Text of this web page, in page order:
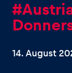
14. August